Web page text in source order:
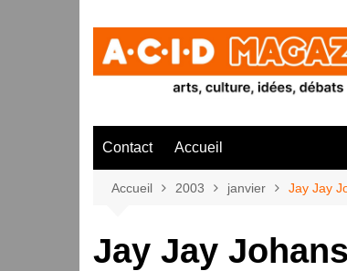
Contact Accueil
Accueil 2003 janvier Jay Jay
Jay Jay